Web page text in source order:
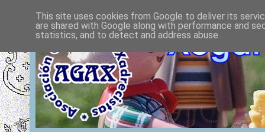
This site uses cookies from Google to deliver its
are shared with Google along with performance and
statistics, and to detect and address abuse.